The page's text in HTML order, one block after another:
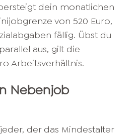
dein monatlichen
von 520 Euro,
fällig. Übst du
aus, gilt die
Arbeitsverhältnis.
Nebenjob
der das Mindestalter